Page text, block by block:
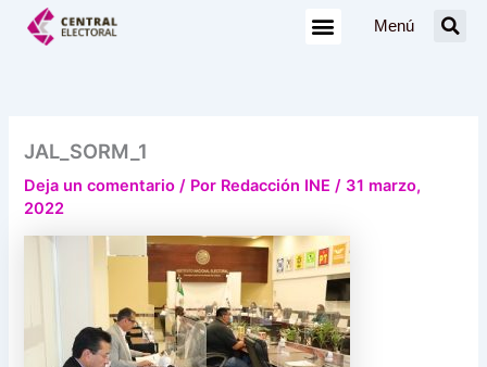
Menú
JAL_SORM_1
Deja un comentario / Por Redacción INE/ 31 marzo,
2022